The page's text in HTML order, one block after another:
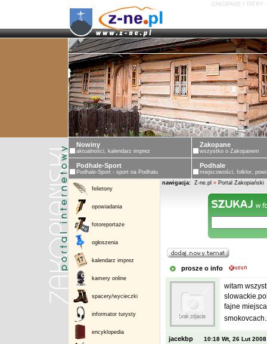
ZAKOPANE I TATRY
Nowiny
aktualności, kalendarz imprez
Zakopane
wszystko o Zakopanem
Podhale-Sport
Podhale-Sport - sport na Podhalu
Podhale
miejscowości, folklor,
felietony
opowiadania
fotoreportaże
ogłoszenia
kalendarz imprez
kamery online
spacery/wycieczki
informator turysty
encyklopedia
nawigacja: Z-ne.pl » Portal Zakopiański
prosze o info
witam
fajne
jacekbp 10:18 Wt, 26 Lut 2008